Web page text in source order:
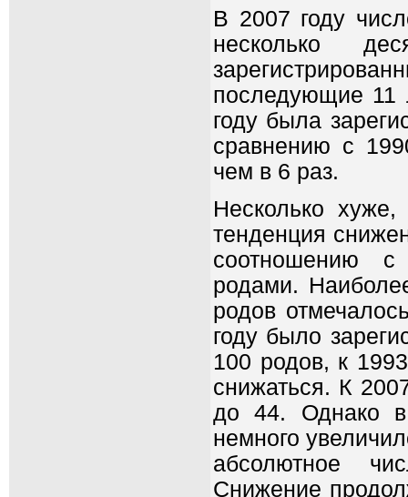
В 2007 году
несколько
последующие 11
году была
сравнению с
чем в 6 раз.
Несколько
тенденция
соотношению с
родами.
родов
году было
100 родов, к
снижаться. К
до 44. Однако
немного
абсолютное
Снижение